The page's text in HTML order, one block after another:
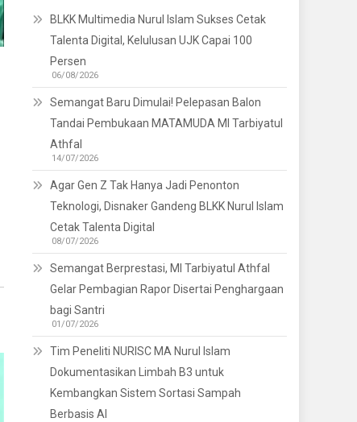
BLKK Multimedia Nurul Islam Sukses Cetak
Talenta Digital, Kelulusan UJK Capai 100
Persen
06/08/2026
Semangat Baru Dimulai! Pelepasan Balon
Tandai Pembukaan MATAMUDA MI Tarbiyatul
Athfal
14/07/2026
Agar Gen Z Tak Hanya Jadi Penonton
Teknologi, Disnaker Gandeng BLKK Nurul Islam
Cetak Talenta Digital
08/07/2026
Semangat Berprestasi, MI Tarbiyatul Athfal
Gelar Pembagian Rapor Disertai Penghargaan
bagi Santri
01/07/2026
Tim Peneliti NURISC MA Nurul Islam
Dokumentasikan Limbah B3 untuk
Kembangkan Sistem Sortasi Sampah
Berbasis AI